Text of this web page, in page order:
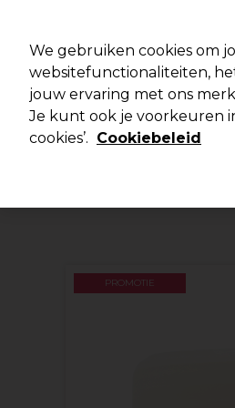
Merken
Volgende dag
PROMOTIE
We gebruiken cookies om
websitefunctionaliteiten,
jouw ervaring met ons
Je kunt ook je voorkeuren
cookies’. Cookiebeleid